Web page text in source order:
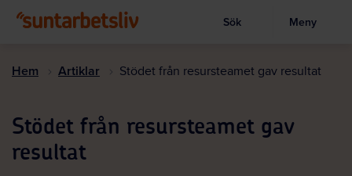
till
Visa sökruta
Sök Meny
Hem Artiklar Stödet från resursteamet gav resultat
Stödet från resursteamet gav
resultat